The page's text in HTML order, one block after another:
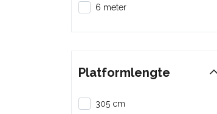
6 meter
Platformlengte
305 cm